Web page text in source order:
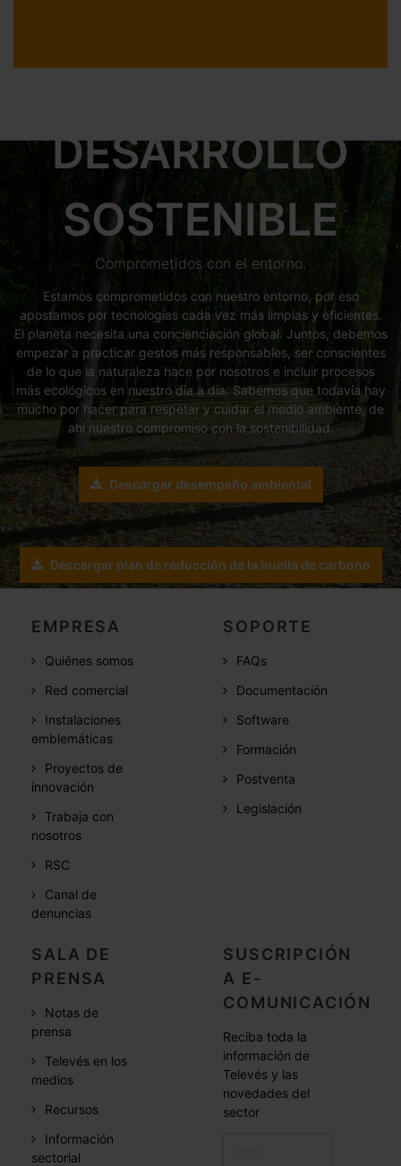
DESARROLLO
SOSTENIBLE
Comprometidos con el entorno.
Estamos comprometidos con nuestro entorno, por eso
apostamos por tecnologías cada vez más limpias y eficientes.
El planeta necesita una concienciación global. Juntos, debemos
empezar a practicar gestos más responsables, ser conscientes
de lo que la naturaleza hace por nosotros e incluir procesos
más ecológicos en nuestro día a día. Sabemos que todavía hay
mucho por hacer para respetar y cuidar el medio ambiente, de
ahí nuestro compromiso con la sostenibilidad.
Descargar desempeño ambiental
Descargar plan de reducción de la huella de carbono
EMPRESA
Quiénes somos
Red comercial
Instalaciones
emblemáticas
Proyectos de
innovación
Trabaja con
nosotros
RSC
Canal de
denuncias
SOPORTE
FAQs
Documentación
Software
Formación
Postventa
Legislación
SALA DE
PRENSA
Notas de
prensa
Televés en los
medios
Recursos
Información
sectorial
SUSCRIPCIÓN
A E-
COMUNICACIÓN
Reciba toda la
información de
Televés y las
novedades del
sector